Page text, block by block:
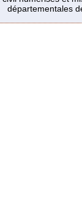
départementales